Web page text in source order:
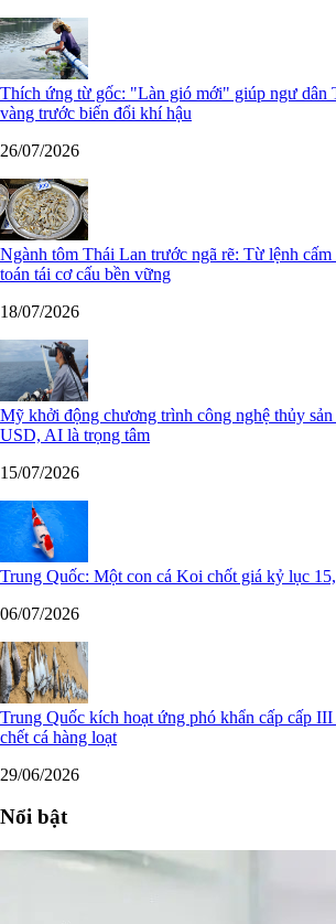
Thích ứng từ gốc: "Làn gió mới" giúp ngư dân
vàng trước biến đổi khí hậu
26/07/2026
Ngành tôm Thái Lan trước ngã rẽ: Từ lệnh cấm
toán tái cơ cấu bền vững
18/07/2026
Mỹ khởi động chương trình công nghệ thủy
USD, AI là trọng tâm
15/07/2026
Trung Quốc: Một con cá Koi chốt giá kỷ lục
06/07/2026
Trung Quốc kích hoạt ứng phó khẩn cấp cấp
chết cá hàng loạt
29/06/2026
Nổi bật